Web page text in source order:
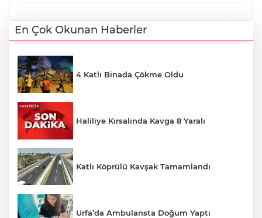
En Çok Okunan Haberler
4 Katlı Binada Çökme Oldu
Haliliye Kırsalında Kavga 8 Yaralı
Katlı Köprülü Kavşak Tamamlandı
Urfa’da Ambulansta Doğum Yaptı